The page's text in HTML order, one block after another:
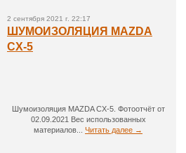
2 сентября 2021 г. 22:17
ШУМОИЗОЛЯЦИЯ MAZDA
CX-5
Шумоизоляция MAZDA CX-5. Фотоотчёт от
02.09.2021 Вес использованных
материалов... Читать далее →